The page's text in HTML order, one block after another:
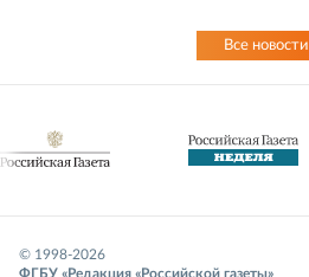
Все новости
© 1998-2026
ФГБУ «Редакция «Российской газеты»